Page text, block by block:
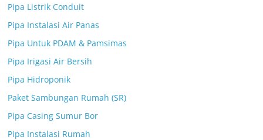
Pipa Listrik Conduit
Pipa Instalasi Air Panas
Pipa Untuk PDAM & Pamsimas
Pipa Irigasi Air Bersih
Pipa Hidroponik
Paket Sambungan Rumah (SR)
Pipa Casing Sumur Bor
Pipa Instalasi Rumah